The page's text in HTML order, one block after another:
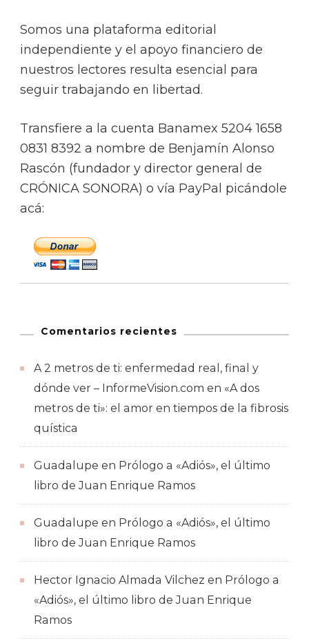
Somos una plataforma editorial
independiente y el apoyo financiero de
nuestros lectores resulta esencial para
seguir trabajando en libertad.
Transfiere a la cuenta Banamex 5204 1658
0831 8392 a nombre de Benjamín Alonso
Rascón (fundador y director general de
CRÓNICA SONORA) o vía PayPal picándole
acá:
Comentarios recientes
A 2 metros de ti: enfermedad real, final y
dónde ver – InformeVision.com en «A dos
metros de ti»: el amor en tiempos de la fibrosis
quística
Guadalupe en Prólogo a «Adiós», el último
libro de Juan Enrique Ramos
Guadalupe en Prólogo a «Adiós», el último
libro de Juan Enrique Ramos
Hector Ignacio Almada Vilchez en Prólogo a
«Adiós», el último libro de Juan Enrique
Ramos